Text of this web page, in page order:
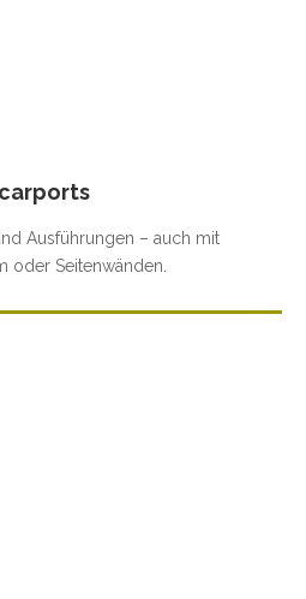
Ausführungen – auch mit
oder Seitenwänden.